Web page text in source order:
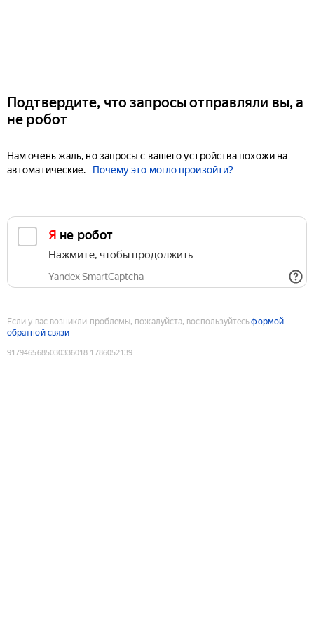
Подтвердите, что запросы отправляли вы, а
не робот
Нам очень жаль, но запросы с вашего устройства похожи на
автоматические.
Почему это могло произойти?
Я не робот
Нажмите, чтобы продолжить
Yandex SmartCaptcha
Если у вас возникли проблемы, пожалуйста, воспользуйтесьформой
обратной связи
9179465685030336018:1786052139